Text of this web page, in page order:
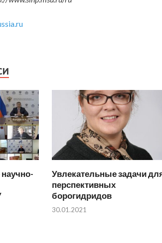
Увлекательные задачи
перспективных
борогидридов
30.01.2021